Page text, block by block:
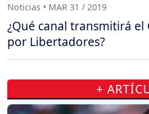
Noticias • MAR 31 / 2019
¿Qué canal transmitirá el
por Libertadores?
+